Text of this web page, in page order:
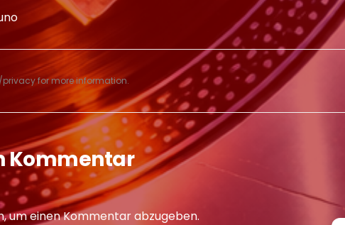
for more information.
Kommentar
um einen Kommentar abzugeben.